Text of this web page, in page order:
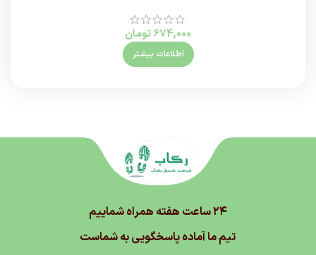
674,000تومان
اطلاعات بیشتر
۲۴ ساعت هفته همراه شماییم
تیم ما آماده پاسخگویی به شماست